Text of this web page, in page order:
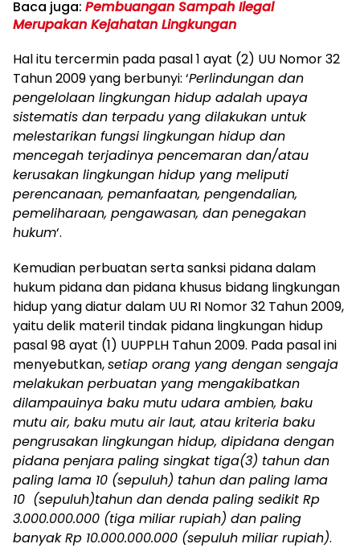
Baca juga: Pembuangan Sampah Ilegal
Merupakan Kejahatan Lingkungan
Hal itu tercermin pada pasal 1 ayat (2) UU Nomor 32
Tahun 2009 yang berbunyi: ‘Perlindungan dan
pengelolaan lingkungan hidup adalah upaya
sistematis dan terpadu yang dilakukan untuk
melestarikan fungsi lingkungan hidup dan
mencegah terjadinya pencemaran dan/atau
kerusakan lingkungan hidup yang meliputi
perencanaan, pemanfaatan, pengendalian,
pemeliharaan, pengawasan, dan penegakan
hukum‘.
Kemudian perbuatan serta sanksi pidana dalam
hukum pidana dan pidana khusus bidang lingkungan
hidup yang diatur dalam UU RI Nomor 32 Tahun 2009,
yaitu delik materil tindak pidana lingkungan hidup
pasal 98 ayat (1) UUPPLH Tahun 2009. Pada pasal ini
menyebutkan,setiap orang yang dengan sengaja
melakukan perbuatan yang mengakibatkan
dilampauinya baku mutu udara ambien, baku
mutu air, baku mutu air laut, atau kriteria baku
pengrusakan lingkungan hidup, dipidana dengan
pidana penjara paling singkat tiga(3) tahun dan
paling lama 10 (sepuluh) tahun dan paling lama
10 (sepuluh)tahun dan denda paling sedikit Rp
3.000.000.000 (tiga miliar rupiah) dan paling
banyak Rp 10.000.000.000 (sepuluh miliar rupiah).